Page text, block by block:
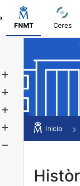
FNMT Ceres
Inicio